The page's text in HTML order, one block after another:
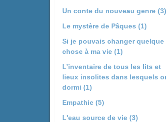
Un conte du nouveau genre (3)
Le mystère de Pâques (1)
Si je pouvais changer quelque
chose à ma vie (1)
L’inventaire de tous les lits et
lieux insolites dans lesquels
dormi (1)
Empathie (5)
L'eau source de vie (3)